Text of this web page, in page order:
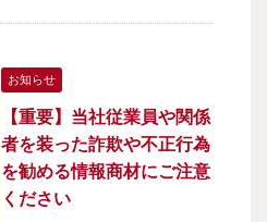
お知らせ
【重要】当社従業員や関係
者を装った詐欺や不正行為
を勧める情報商材にご注意
ください